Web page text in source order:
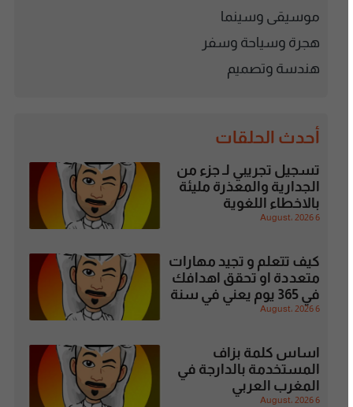
موسيقى وسينما
هجرة وسياحة وسفر
هندسة وتصميم
أحدث الحلقات
تسجيل تجريبي لـ جزء من
الجدارية والمعذرة مليئة
بالاخطاء اللغوية
6 August، 2026
كيف تتعلم و تجيد مهارات
متعددة او تحقق اهدافك
في 365 يوم يعني في سنة
6 August، 2026
اساس كلمة بزاف
المستخدمة بالدارجة في
المغرب العربي
6 August، 2026